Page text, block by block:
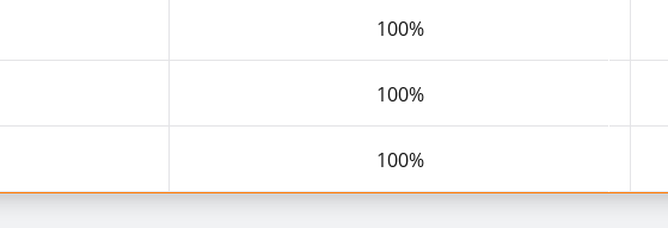
100%
100%
100%